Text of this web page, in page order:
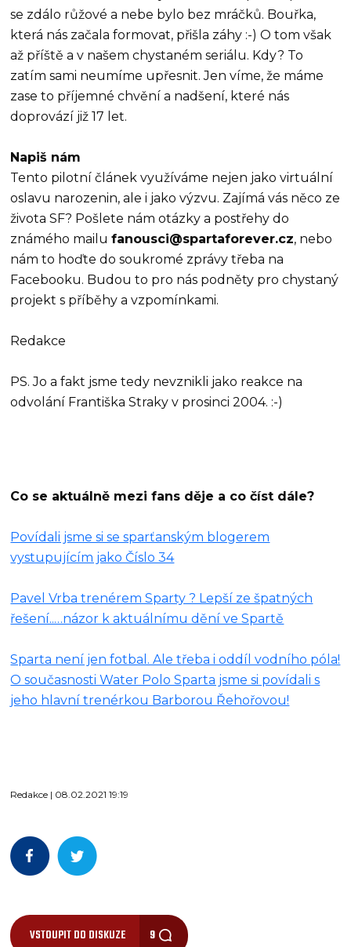
se zdálo růžové a nebe bylo bez mráčků. Bouřka,
která nás začala formovat, přišla záhy :-) O tom však
až příště a v našem chystaném seriálu. Kdy? To
zatím sami neumíme upřesnit. Jen víme, že máme
zase to příjemné chvění a nadšení, které nás
doprovází již 17 let.
Napiš nám
Tento pilotní článek využíváme nejen jako virtuální
oslavu narozenin, ale i jako výzvu. Zajímá vás něco ze
života SF? Pošlete nám otázky a postřehy do
známého mailufanousci@spartaforever.cz, nebo
nám to hoďte do soukromé zprávy třeba na
Facebooku. Budou to pro nás podněty pro chystaný
projekt s příběhy a vzpomínkami.
Redakce
PS. Jo a fakt jsme tedy nevznikli jako reakce na
odvolání Františka Straky v prosinci 2004. :-)
Co se aktuálně mezi fans děje a co číst dále?
Povídali jsme si se sparťanským blogerem
vystupujícím jako Číslo 34
Pavel Vrba trenérem Sparty ? Lepší ze špatných
řešení..…názor k aktuálnímu dění ve Spartě
Sparta není jen fotbal. Ale třeba i oddíl vodního póla!
O současnosti Water Polo Sparta jsme si povídali s
jeho hlavní trenérkou Barborou Řehořovou!
Redakce | 08.02.2021 19:19
VSTOUPIT DO DISKUZE 9